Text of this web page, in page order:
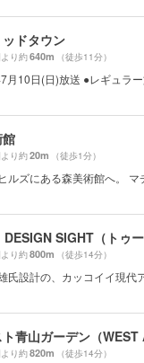
ドタウン
り約640m （徒歩11分）
月10日(日)放送 ●レギュラ
り約20m （徒歩1分）
ルズにある森美術館へ。
り約800m （徒歩14分）
氏設計の、カッコイイ現代
青山ガーデン（WEST
り約820m （徒歩14分）